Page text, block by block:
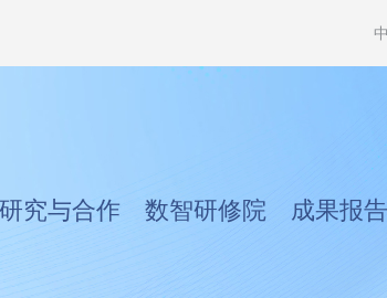
研究与合作 数智研修院 成果报告